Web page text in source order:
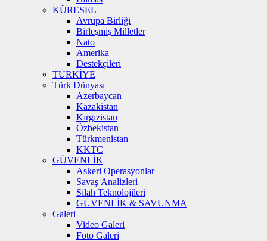
KÜRESEL
Avrupa Birliği
Birleşmiş Milletler
Nato
Amerika
Destekçileri
TÜRKİYE
Türk Dünyası
Azerbaycan
Kazakistan
Kırgızistan
Özbekistan
Türkmenistan
KKTC
GÜVENLİK
Askeri Operasyonlar
Savaş Analizleri
Silah Teknolojileri
GÜVENLİK & SAVUNMA
Galeri
Video Galeri
Foto Galeri